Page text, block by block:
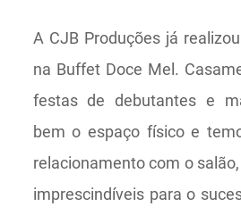
A CJB Produções já
na Buffet Doce Mel.
festas de debutantes e
bem o espaço físico e
relacionamento com o
imprescindíveis para o